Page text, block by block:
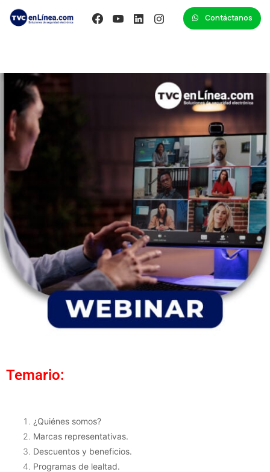
Contáctanos
Temario:
¿Quiénes somos?
Marcas representativas.
Descuentos y beneficios.
Programas de lealtad.